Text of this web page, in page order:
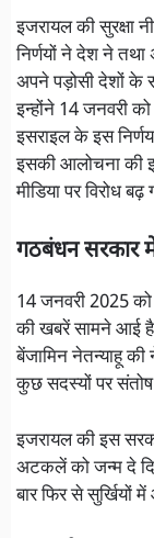
इजरायल की सुरक्षा
निर्णयों ने देश ने
अपने पड़ोसी देशों के
इन्होंने 14 जनवरी
इसराइल के इस
इसकी आलोचना की
मीडिया पर विरोध बढ़
गठबंधन सरकार
14 जनवरी 2025
की खबरें सामने आई है
बेंजामिन नेतन्याहू
कुछ सदस्यों पर संतोष
इजरायल की इस
अटकलें को जन्म दे
बार फिर से सुर्खियों